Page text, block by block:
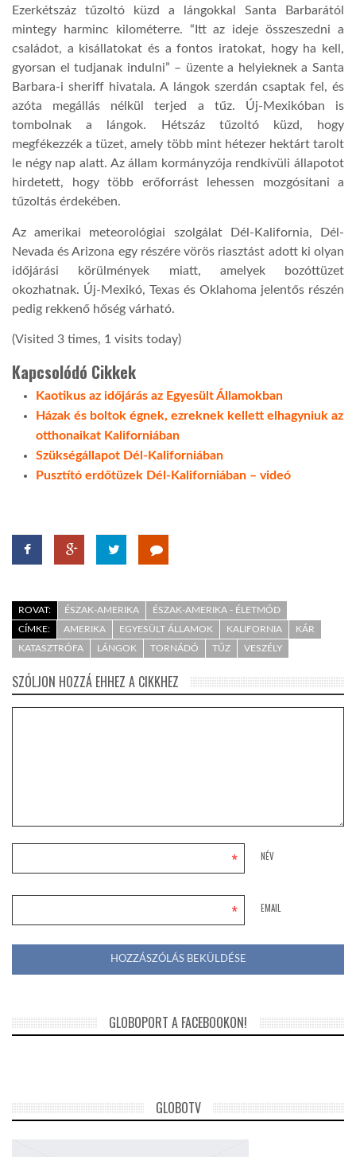
DOBRAVERO.HU
LATIMO.HU
GLOBOBOOK
Ezerkétszáz tűzoltó küzd a lángokkal Santa Barbarától
mintegy harminc kilométerre. “Itt az ideje összeszedni a
családot, a kisállatokat és a fontos iratokat, hogy ha kell,
gyorsan el tudjanak indulni” – üzente a helyieknek a Santa
Barbara-i sheriff hivatala. A lángok szerdán csaptak fel, és
azóta megállás nélkül terjed a tűz. Új-Mexikóban is
tombolnak a lángok. Hétszáz tűzoltó küzd, hogy
megfékezzék a tüzet, amely több mint hétezer hektárt tarolt
le négy nap alatt. Az állam kormányzója rendkívüli állapotot
hirdetett, hogy több erőforrást lehessen mozgósítani a
tűzoltás érdekében.
Az amerikai meteorológiai szolgálat Dél-Kalifornia, Dél-
Nevada és Arizona egy részére vörös riasztást adott ki olyan
időjárási körülmények miatt, amelyek bozóttüzet
okozhatnak. Új-Mexikó, Texas és Oklahoma jelentős részén
pedig rekkenő hőség várható.
(Visited 3 times, 1 visits today)
Kapcsolódó Cikkek
Kaotikus az időjárás az Egyesült Államokban
Házak és boltok égnek, ezreknek kellett elhagyniuk az
otthonaikat Kaliforniában
Szükségállapot Dél-Kaliforniában
Pusztító erdőtüzek Dél-Kaliforniában – videó
ROVAT: ÉSZAK-AMERIKA
ÉSZAK-AMERIKA - ÉLETMÓD
CÍMKE:
AMERIKA EGYESÜLT ÁLLAMOK KALIFORNIA
KÁR
KATASZTRÓFA
LÁNGOK TORNÁDÓ TŰZ VESZÉLY
SZÓLJON HOZZÁ EHHEZ A CIKKHEZ
NÉV
*
EMAIL
*
GLOBOPORT A FACEBOOKON!
GLOBOTV